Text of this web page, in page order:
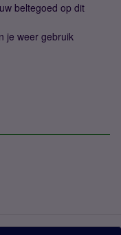
beltegoed op dit
je weer gebruik